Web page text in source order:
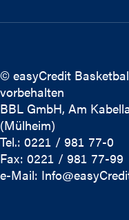
© easyCredit
vorbehalten
BBL GmbH, Am
(Mülheim)
Tel.: 0221 / 981 77-0
Fax: 0221 / 981 77-99
e-Mail: